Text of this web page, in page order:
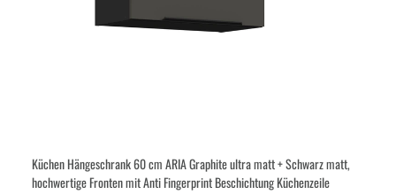
Küchen Hängeschrank 60 cm ARIA Graphite ultra matt + Schwarz matt,
hochwertige Fronten mit Anti Fingerprint Beschichtung Küchenzeile